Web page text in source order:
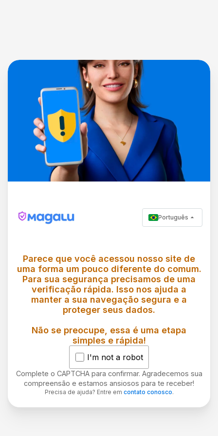
Português
Parece que você acessou nosso site de
uma forma um pouco diferente do comum.
Para sua segurança precisamos de uma
verificação rápida. Isso nos ajuda a
manter a sua navegação segura e a
proteger seus dados.
Não se preocupe, essa é uma etapa
simples e rápida!
I'm not a robot
Complete o CAPTCHA para confirmar. Agradecemos sua
compreensão e estamos ansiosos para te receber!
Precisa de ajuda? Entre em contato conosco.